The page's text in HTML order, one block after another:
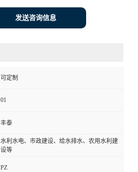
发送咨询信息
可定制
01
丰泰
水利水电、市政建设、给水排水、农用水利建
设等
PZ